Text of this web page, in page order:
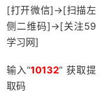
[打开微信]->[扫描左
侧二维码]->[关注59
学习网]
输入“10132” 获取提
取码